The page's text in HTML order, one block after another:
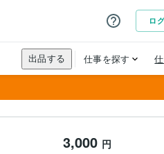
3,000 円